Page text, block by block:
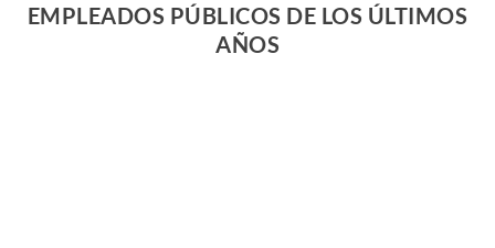
EMPLEADOS PÚBLICOS DE LOS ÚLTIMOS
AÑOS